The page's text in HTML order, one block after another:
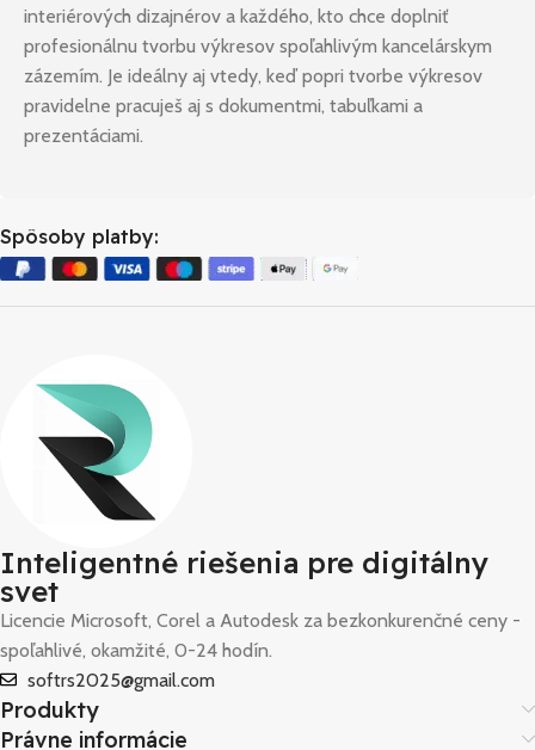
interiérových dizajnérov a každého, kto chce doplniť
profesionálnu tvorbu výkresov spoľahlivým kancelárskym
zázemím. Je ideálny aj vtedy, keď popri tvorbe výkresov
pravidelne pracuješ aj s dokumentmi, tabuľkami a
prezentáciami.
Spôsoby platby:
Inteligentné riešenia pre digitálny
svet
Licencie Microsoft, Corel a Autodesk za bezkonkurenčné ceny -
spoľahlivé, okamžité, 0-24 hodín.
softrs2025@gmail.com
Produkty
Právne informácie